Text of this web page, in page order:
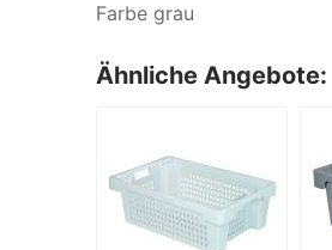
Farbe grau
Ähnliche Angebote: